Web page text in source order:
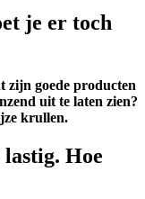
je er toch
zijn goede producten
uit te laten zien?
krullen.
Hoe